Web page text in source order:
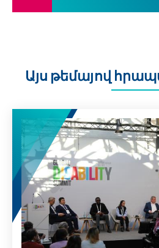
Այս թեմայով